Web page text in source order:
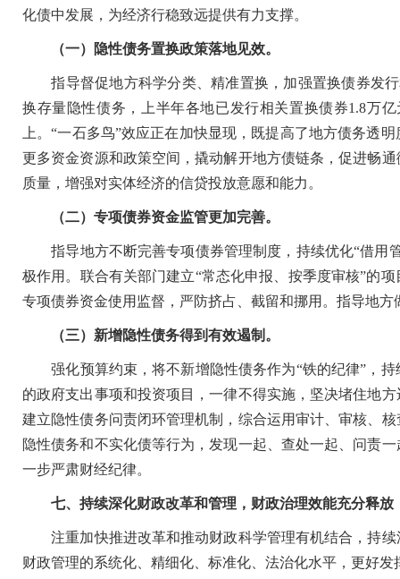
化债中发展，为经济行稳致远提供有力支撑。
（一）隐性债务置换政策落地见效。
指导督促地方科学分类、精准置换，加强置换债券发行
换存量隐性债务，上半年各地已发行相关置换债券1.8万
上。“一石多鸟”效应正在加快显现，既提高了地方债务透
更多资金资源和政策空间，撬动解开地方债链条，促进畅
质量，增强对实体经济的信贷投放意愿和能力。
（二）专项债券资金监管更加完善。
指导地方不断完善专项债券管理制度，持续优化“借用
极作用。联合有关部门建立“常态化申报、按季度审核”的
专项债券资金使用监督，严防挤占、截留和挪用。指导地
（三）新增隐性债务得到有效遏制。
强化预算约束，将不新增隐性债务作为“铁的纪律”，持
的政府支出事项和投资项目，一律不得实施，坚决堵住地
建立隐性债务问责闭环管理机制，综合运用审计、审核、
隐性债务和不实化债等行为，发现一起、查处一起、问责
一步严肃财经纪律。
七、持续深化财政改革和管理，财政治理效能充分释放
注重加快推进改革和推动财政科学管理有机结合，持续
财政管理的系统化、精细化、标准化、法治化水平，更好